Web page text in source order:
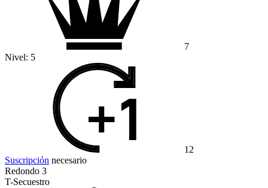
7
Nivel: 5
12
Suscripción necesario
Redondo 3
T-Secuestro